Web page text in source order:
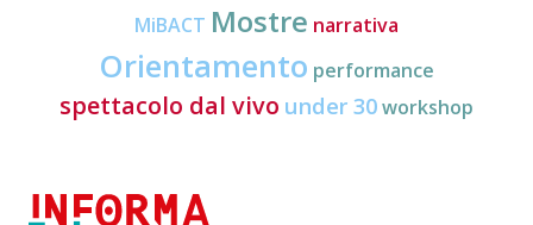
MiBACT Mostre narrativa
Orientamento performance
spettacolo dal vivo under 30workshop